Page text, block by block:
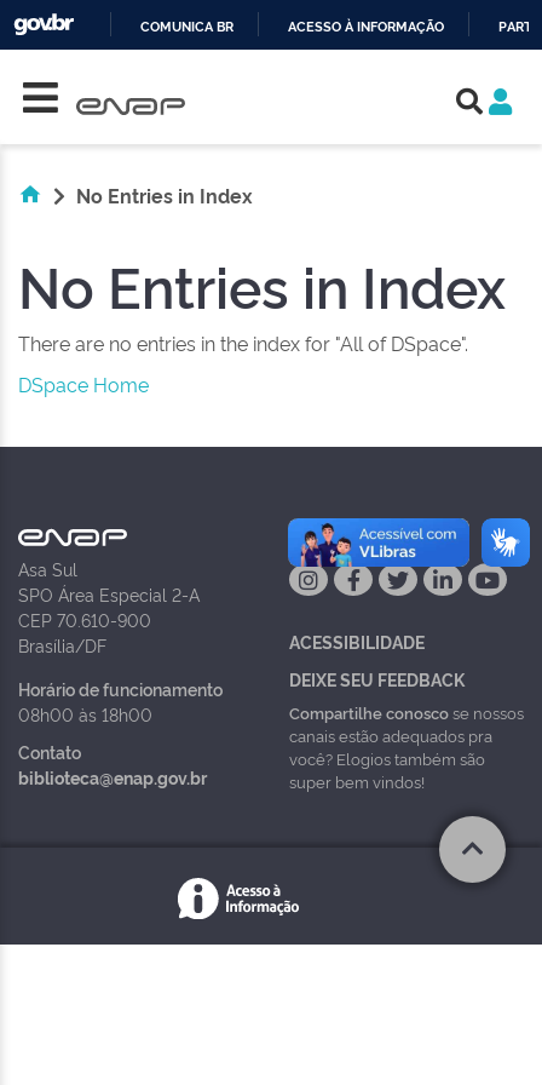
COMUNICA BR ACESSO À INFORMAÇÃO
No Entries in Index
No Entries in Index
There are no entries in the index for "All of DSpace".
DSpace Home
Asa Sul
SPO Área Especial 2-A
CEP 70.610-900
Brasília/DF
Horário de funcionamento
08h00 às 18h00
Contato
biblioteca@enap.gov.br
NAS REDES
ACESSIBILIDADE
DEIXE SEU FEEDBACK
Compartilhe conoscose nossos
canais estão adequados pra
você? Elogios também são
super bem vindos!